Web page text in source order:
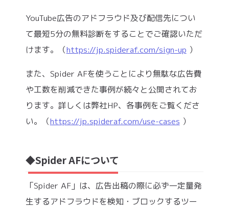
YouTube広告のアドフラウド及び配信先につい
て最短5分の無料診断をすることでご確認いただ
けます。（https://jp.spideraf.com/sign-up ）
また、Spider AFを使うことにより無駄な広告費
や工数を削減できた事例が続々と公開されてお
ります。詳しくは弊社HP、各事例をご覧くださ
い。（https://jp.spideraf.com/use-cases ）
◆Spider AFについて
「Spider AF」は、広告出稿の際に必ず一定量発
生するアドフラウドを検知・ブロックするツー